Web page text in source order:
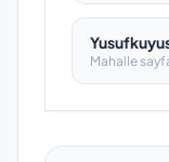
Mahalle